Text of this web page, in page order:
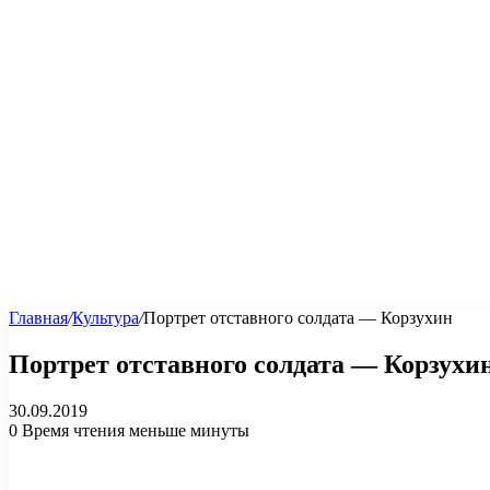
Главная/Культура/Портрет отставного солдата — Корзухин
Портрет отставного солдата —
30.09.2019
0 Время чтения меньше минуты